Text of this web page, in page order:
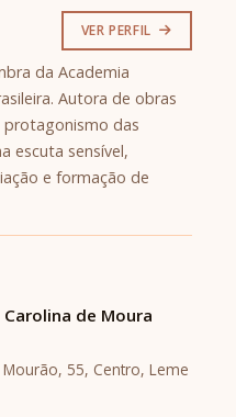
VER PERFIL
da Academia
Autora de obras
das
escuta sensível,
e formação de
de Moura
55, Centro, Leme